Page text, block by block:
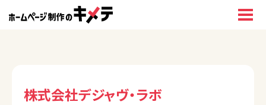
株式会社デジャヴ・ラボ